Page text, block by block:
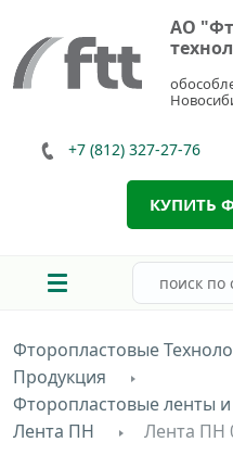
АО
+7 (812) 327-27-76
КУПИТЬ
Фторопластовые
Продукция
Фторопластовые ленты
Лента ПН
Лента ПН